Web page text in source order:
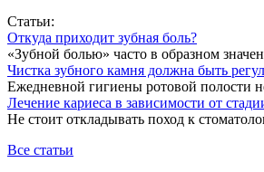
Статьи:
Откуда приходит зубная боль?
«Зубной болью» часто в образном
Чистка зубного камня должна быть
Ежедневной гигиены ротовой полости
Лечение кариеса в зависимости от
Не стоит откладывать поход к
Все статьи